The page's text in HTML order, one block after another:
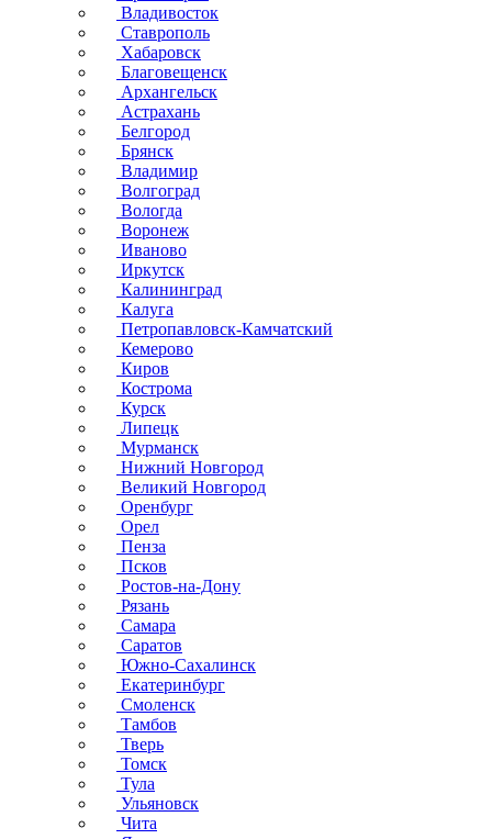
Владивосток
Ставрополь
Хабаровск
Благовещенск
Архангельск
Астрахань
Белгород
Брянск
Владимир
Волгоград
Вологда
Воронеж
Иваново
Иркутск
Калининград
Калуга
Петропавловск-Камчатский
Кемерово
Киров
Кострома
Курск
Липецк
Мурманск
Нижний Новгород
Великий Новгород
Оренбург
Орел
Пенза
Псков
Ростов-на-Дону
Рязань
Самара
Саратов
Южно-Сахалинск
Екатеринбург
Смоленск
Тамбов
Тверь
Томск
Тула
Ульяновск
Чита